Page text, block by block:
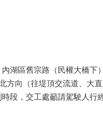
湖區舊宗路（民權大橋
向（往堤頂交流道、大直
段，交工處籲請駕駛人